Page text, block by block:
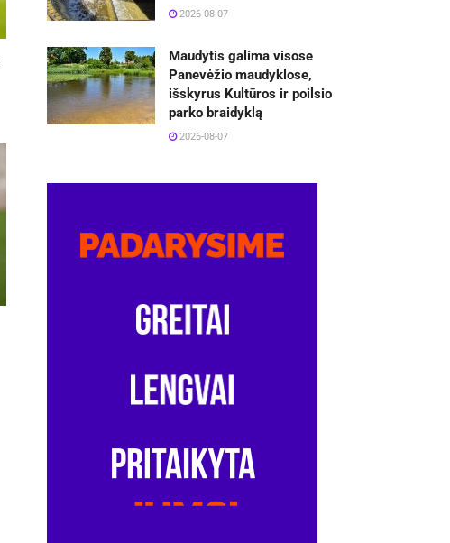
2026-08-07
Maudytis galima visose
Panevėžio maudyklose,
išskyrus Kultūros ir poilsio
parko braidyklą
2026-08-07